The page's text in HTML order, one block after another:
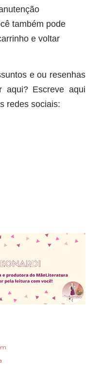
também pode
e voltar
e ou resenhas
aqui? Escreve aqui
redes sociais: